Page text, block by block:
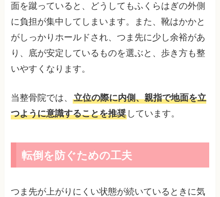
面を蹴っていると、どうしてもふくらはぎの外側
に負担が集中してしまいます。また、靴はかかと
がしっかりホールドされ、つま先に少し余裕があ
り、底が安定しているものを選ぶと、歩き方も整
いやすくなります。
当整骨院では、立位の際に内側、親指で地面を立
つように意識することを推奨 しています。
転倒を防ぐための工夫
つま先が上がりにくい状態が続いているときに気